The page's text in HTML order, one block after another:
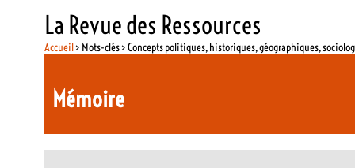
La Revue des Ressources
Accueil> Mots-clés > Concepts politiques, historiques, géographiques,
Mémoire